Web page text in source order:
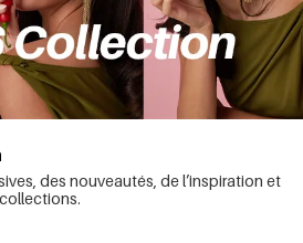
des nouveautés, de l’inspiration et